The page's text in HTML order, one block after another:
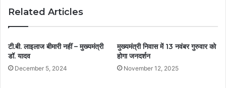
Related Articles
टी.बी. लाइलाज बीमारी नहीं – मुख्यमंत्री
डॉ. यादव
December 5, 2024
मुख्यमंत्री निवास में 13 नवंबर गुरुवार को
होगा जनदर्शन
November 12, 2025